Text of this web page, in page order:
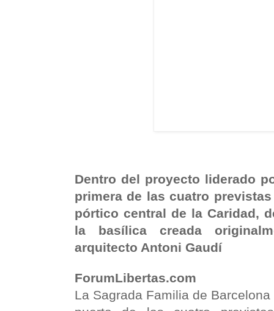
Dentro del proyecto liderado
primera de las cuatro
pórtico central de la Caridad,
la basílica creada
arquitecto Antoni Gaudí
ForumLibertas.com
La Sagrada Familia de